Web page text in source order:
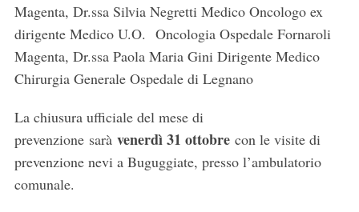
Magenta, Dr.ssa Silvia Negretti Medico Oncologo ex
dirigente Medico U.O. Oncologia Ospedale Fornaroli
Magenta, Dr.ssa Paola Maria Gini Dirigente Medico
Chirurgia Generale Ospedale di Legnano
La chiusura ufficiale del mese di
prevenzione sarà venerdì 31 ottobrecon le visite di
prevenzione nevi a Buguggiate, presso l’ambulatorio
comunale.
S
e
a